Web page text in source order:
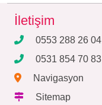
İletişim
0553 288 26 04
0531 854 70 83
Navigasyon
Sitemap